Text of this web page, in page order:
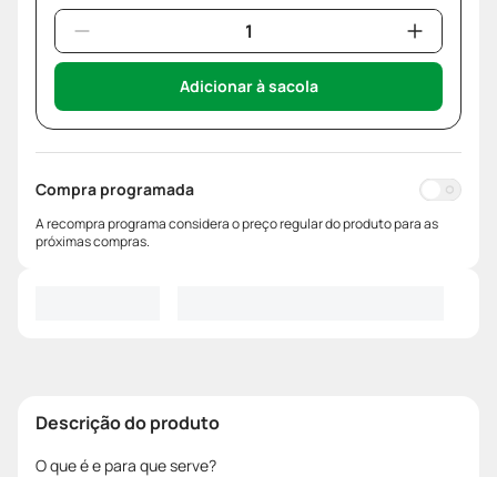
Adicionar à sacola
Compra programada
A recompra programa considera o preço regular do produto para as
próximas compras.
Descrição do produto
O que é e para que serve?